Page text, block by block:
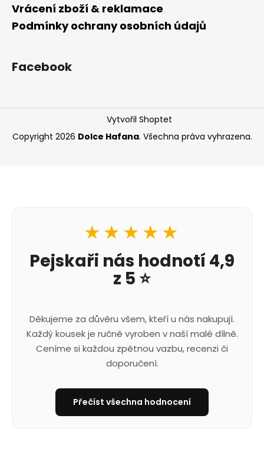
Vrácení zboží & reklamace
Podmínky ochrany osobních údajů
Facebook
Vytvořil Shoptet
Copyright 2026 Dolce Hafana. Všechna práva vyhrazena.
★★★★★
Pejskaři nás hodnotí 4,9
z 5 ⭐
Děkujeme za důvěru všem, kteří u nás nakupují.
Každý kousek je ručně vyroben v naší malé dílně.
Ceníme si každou zpětnou vazbu, recenzi či
doporučení.
Přečíst všechna hodnocení